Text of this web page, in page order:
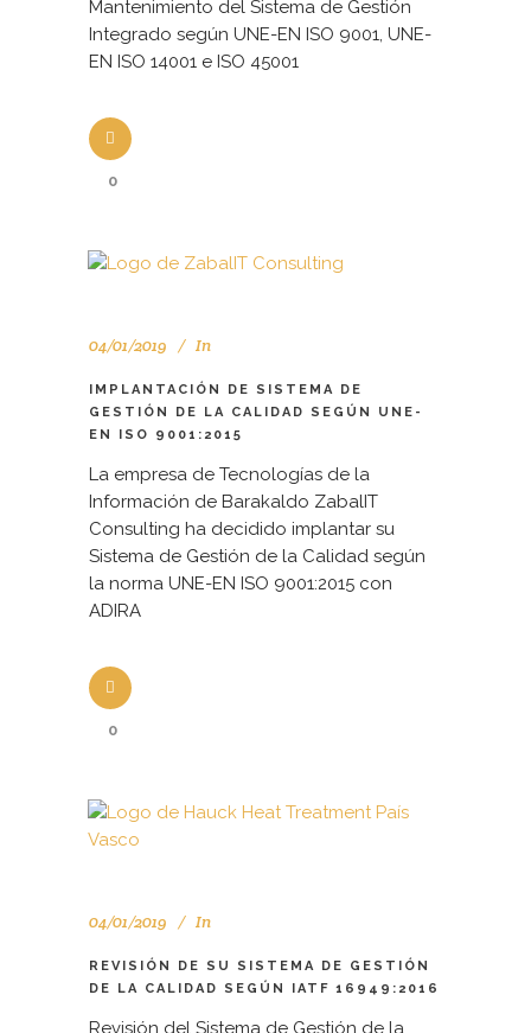
Mantenimiento del Sistema de Gestión
Integrado según UNE-EN ISO 9001, UNE-
EN ISO 14001 e ISO 45001
0
04/01/2019 In
IMPLANTACIÓN DE SISTEMA DE
GESTIÓN DE LA CALIDAD SEGÚN UNE-
EN ISO 9001:2015
La empresa de Tecnologías de la
Información de Barakaldo ZabalIT
Consulting ha decidido implantar su
Sistema de Gestión de la Calidad según
la norma UNE-EN ISO 9001:2015 con
ADIRA
0
04/01/2019 In
REVISIÓN DE SU SISTEMA DE GESTIÓN
DE LA CALIDAD SEGÚN IATF 16949:2016
Revisión del Sistema de Gestión de la